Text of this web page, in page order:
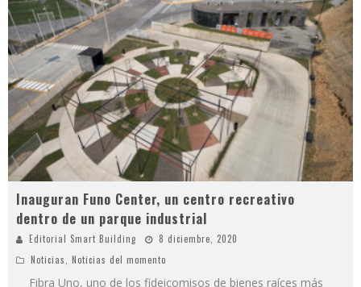
Inauguran Funo Center, un centro recreativo
dentro de un parque industrial
Editorial Smart Building
8 diciembre, 2020
Noticias
Noticias del momento
Fibra Uno, uno de los fideicomisos de bienes raíces más